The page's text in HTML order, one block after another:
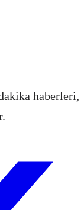
haberleri,